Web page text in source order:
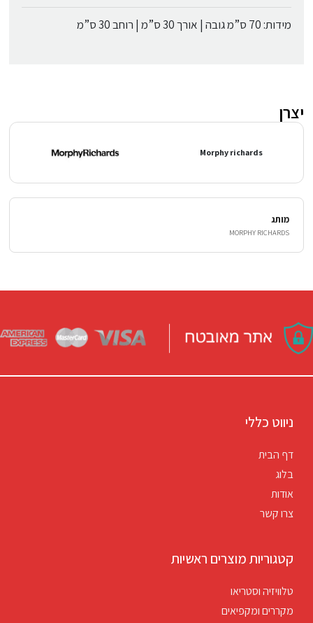
מידות: 70 ס”מ גובה | אורך 30 ס”מ | רוחב 30 ס”מ
יצרן
Morphy richards
מותג
MORPHY RICHARDS
ניווט כללי
דף הבית
בלוג
אודות
צרו קשר
קטגוריות מוצרים ראשיות
טלוויזיה וסטריאו
מקררים ומקפיאים